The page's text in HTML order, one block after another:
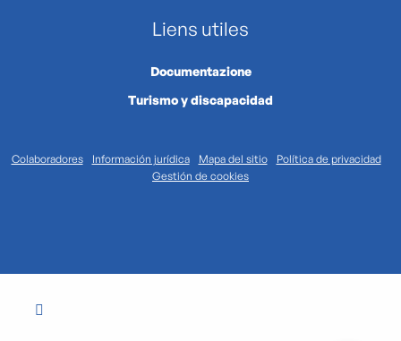
Liens utiles
Documentazione
Turismo y discapacidad
Colaboradores Información jurídica Mapa del sitio
Política de privacidad
Gestión de cookies